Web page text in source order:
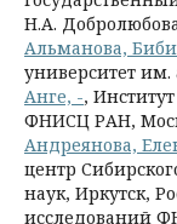
Н.А.
Альманова,
университет
Анге, -,
ФНИСЦ РАН,
Андреянова,
центр
наук, Иркутск,
исследований